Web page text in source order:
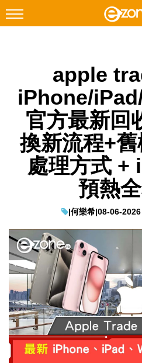
Instagram
科技焦點
網絡生活
遊戲動漫
教學評測
生成式AI與雲端應用
Enterprise Digital Transformation
特集
apple
iPhone/
官方最新回
換新流程+
處理方式 +
預熱
|何樂希|08-06-